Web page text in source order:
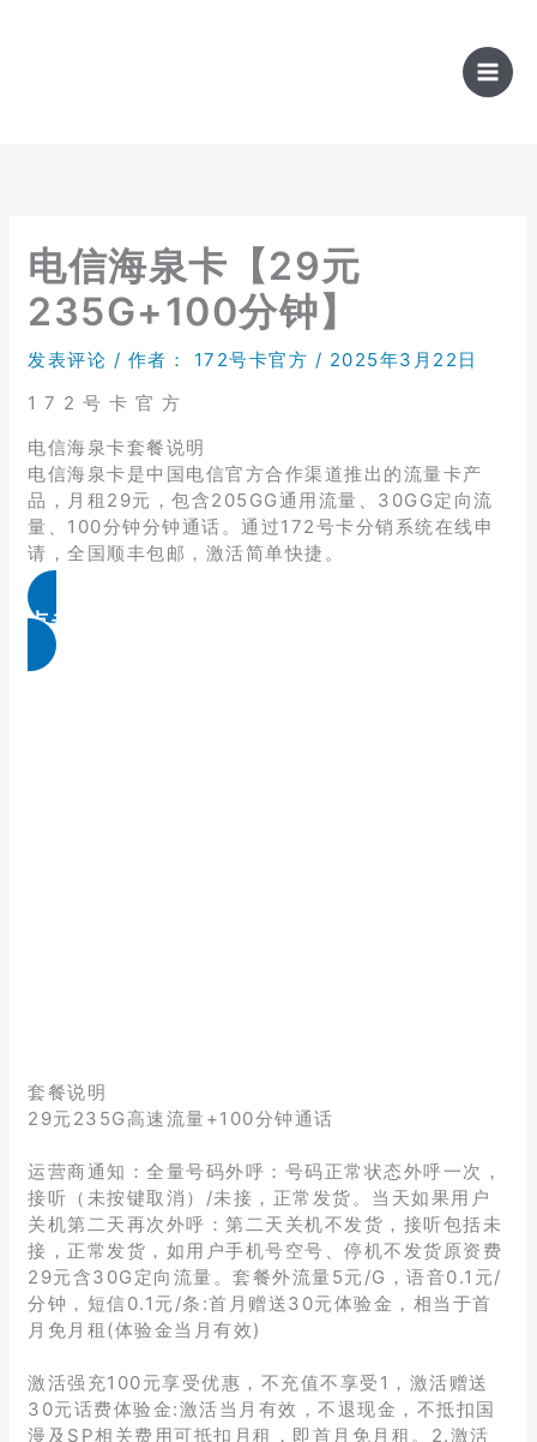
电信海泉卡【29元
235G+100分钟】
发表评论 / 作者： 172号卡官方 / 2025年3月22日
1 7 2 号 卡 官 方
电信海泉卡套餐说明
电信海泉卡是中国电信官方合作渠道推出的流量卡产
品，月租29元，包含205GG通用流量、30GG定向流
量、100分钟分钟通话。通过172号卡分销系统在线申
请，全国顺丰包邮，激活简单快捷。
点击免费领取
套餐说明
29元235G高速流量+100分钟通话
运营商通知：全量号码外呼：号码正常状态外呼一次，
接听（未按键取消）/未接，正常发货。当天如果用户
关机第二天再次外呼：第二天关机不发货，接听包括未
接，正常发货，如用户手机号空号、停机不发货原资费
29元含30G定向流量。套餐外流量5元/G，语音0.1元/
分钟，短信0.1元/条:首月赠送30元体验金，相当于首
月免月租(体验金当月有效)
激活强充100元享受优惠，不充值不享受1，激活赠送
30元话费体验金:激活当月有效，不退现金，不抵扣国
漫及SP相关费用可抵扣月租，即首月免月租。2.激活